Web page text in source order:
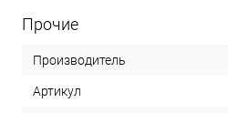
Прочие
Производитель
Артикул